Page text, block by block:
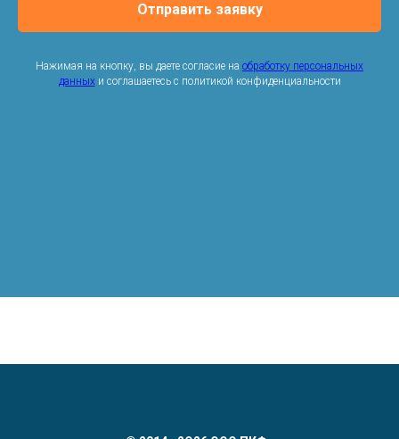
Отправить заявку
Нажимая на кнопку, вы даете согласие на обработку персональных
данныхи соглашаетесь c политикой конфиденциальности